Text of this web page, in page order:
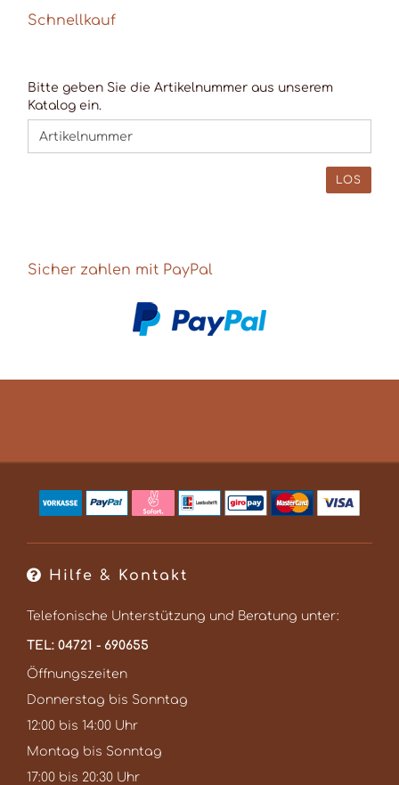
Schnellkauf
BITTE
GEBEN
SIE
DIE
Bitte geben Sie die Artikelnummer aus unserem
Katalog ein.
LOS
Sicher zahlen mit PayPal
Hilfe & Kontakt
Telefonische Unterstützung und Beratung unter:
TEL: 04721 - 690655
Öffnungszeiten
Donnerstag bis Sonntag
12:00 bis 14:00 Uhr
Montag bis Sonntag
17:00 bis 20:30 Uhr